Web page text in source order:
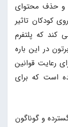
و حذف محتوای
کودکان تاثیر
کند که پلتفرم
در این باره
رعایت قوانین
است که برای
و گوناگون